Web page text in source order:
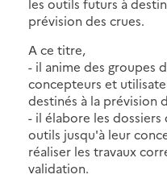
prévision des crues.
A ce titre,
- il anime des groupes
concepteurs et
destinés à la prévision
- il élabore les
outils jusqu'à leur
réaliser les travaux
validation.